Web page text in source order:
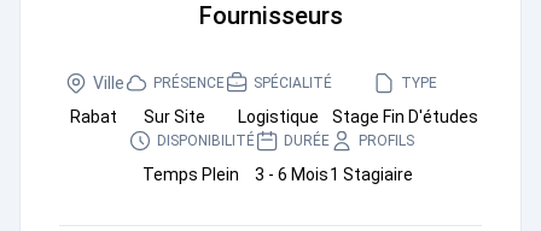
Fournisseurs
Ville
Rabat
PRÉSENCE
Sur Site
SPÉCIALITÉ
Logistique
TYPE
Stage Fin D'études
DISPONIBILITÉ
Temps Plein
DURÉE
3 - 6 Mois
PROFILS
1 Stagiaire